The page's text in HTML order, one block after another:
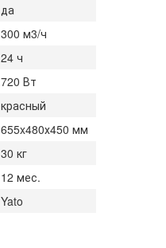
да
300 м3/ч
24 ч
720 Вт
красный
655x480х450 мм
30 кг
12 мес.
Yato